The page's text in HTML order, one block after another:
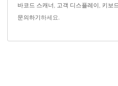
바코드 스캐너 고객 디스플레이 키보드
문의하기 하세요.